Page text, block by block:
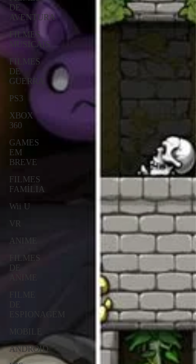
DE
AVENTURA
FILMES
MUSICAIS
FILMES
DE
GUERRA
PS3
XBOX
360
GAMES
EM
BREVE
FILMES
FAMÍLIA
Wii U
VR
ANIME
FILMES
DE
ESPIONAGEM
ANDROID